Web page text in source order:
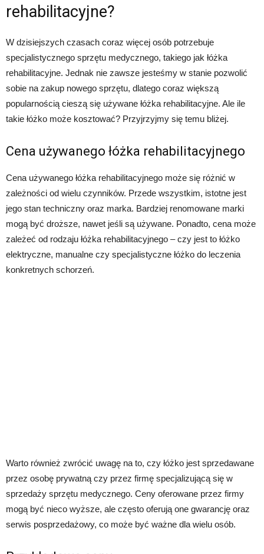
rehabilitacyjne?
W dzisiejszych czasach coraz więcej osób potrzebuje
specjalistycznego sprzętu medycznego, takiego jak łóżka
rehabilitacyjne. Jednak nie zawsze jesteśmy w stanie pozwolić
sobie na zakup nowego sprzętu, dlatego coraz większą
popularnością cieszą się używane łóżka rehabilitacyjne. Ale ile
takie łóżko może kosztować? Przyjrzyjmy się temu bliżej.
Cena używanego łóżka rehabilitacyjnego
Cena używanego łóżka rehabilitacyjnego może się różnić w
zależności od wielu czynników. Przede wszystkim, istotne jest
jego stan techniczny oraz marka. Bardziej renomowane marki
mogą być droższe, nawet jeśli są używane. Ponadto, cena może
zależeć od rodzaju łóżka rehabilitacyjnego – czy jest to łóżko
elektryczne, manualne czy specjalistyczne łóżko do leczenia
konkretnych schorzeń.
Warto również zwrócić uwagę na to, czy łóżko jest sprzedawane
przez osobę prywatną czy przez firmę specjalizującą się w
sprzedaży sprzętu medycznego. Ceny oferowane przez firmy
mogą być nieco wyższe, ale często oferują one gwarancję oraz
serwis posprzedażowy, co może być ważne dla wielu osób.